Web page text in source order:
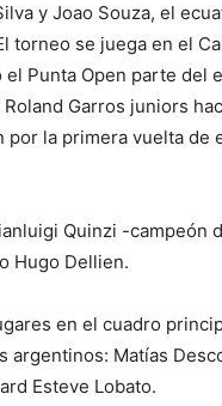
y Joao Souza, el
torneo se juega en el
Punta Open parte del
Garros juniors
la primera vuelta de
Quinzi -campeón
Hugo Dellien.
en el cuadro
argentinos: Matías
Esteve Lobato.